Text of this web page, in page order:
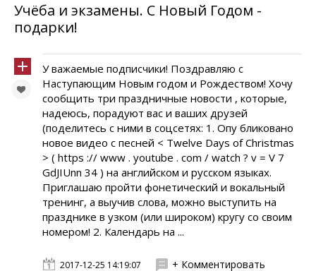
Учёба и экзамены. С Новый Годом -
подарки!
У важаемые подписчики! Поздравляю с
Наступающим Новым годом и Рождеством! Хочу
сообщить три праздничные новости , которые,
надеюсь, порадуют вас и ваших друзей
(поделитесь с ними в соцсетях: 1. Опу бликовано
новое видео с песней < Twelve Days of Christmas
> ( https :// www . youtube . com / watch ? v = V 7
GdJIUnn 34 ) на английском и русском языках.
Приглашаю пройти фонетический и вокальный
тренинг, а выучив слова, можно выступить на
празднике в узком (или широком) кругу со своим
номером! 2. Календарь на ...
2017-12-25 14:19:07 + Комментировать